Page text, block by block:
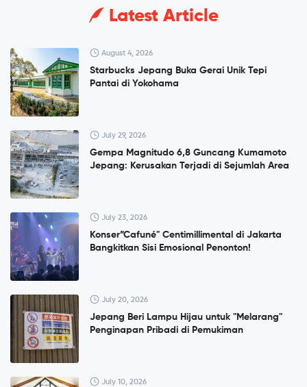
Latest Article
August 4, 2026
Starbucks Jepang Buka Gerai Unik Tepi
Pantai di Yokohama
July 29, 2026
Gempa Magnitudo 6,8 Guncang Kumamoto
Jepang: Kerusakan Terjadi di Sejumlah Area
July 23, 2026
Konser”Cafuné" Centimillimental di Jakarta
Bangkitkan Sisi Emosional Penonton!
July 20, 2026
Jepang Beri Lampu Hijau untuk "Melarang"
Penginapan Pribadi di Pemukiman
July 10, 2026